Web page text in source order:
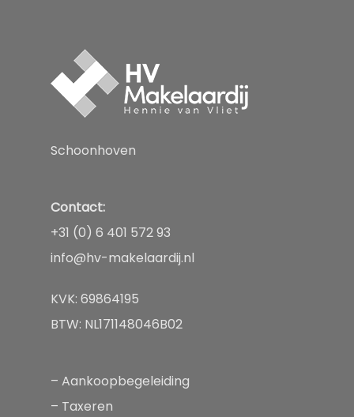
Schoonhoven
Contact:
+31 (0) 6 401 572 93
info@hv-makelaardij.nl
KVK: 69864195
BTW: NL171148046B02
– Aankoopbegeleiding
– Taxeren